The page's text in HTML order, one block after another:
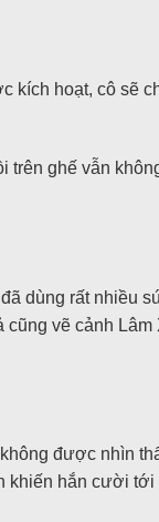
hoạt, cô sẽ
ghế vẫn
dùng rất nhiều
vẽ cảnh
được nhìn
khiến hắn cười